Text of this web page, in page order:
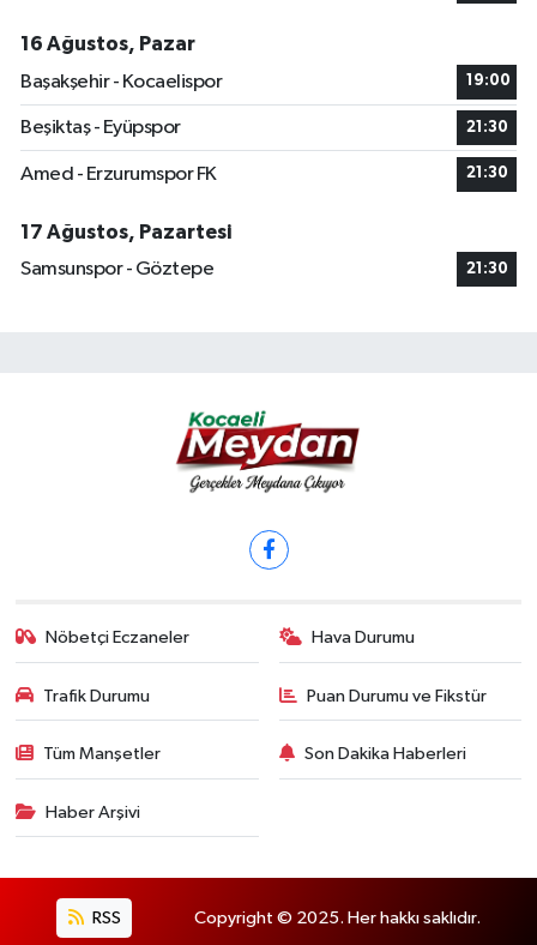
16 Ağustos, Pazar
Başakşehir - Kocaelispor
19:00
Beşiktaş - Eyüpspor 21:30
Amed - Erzurumspor FK 21:30
17 Ağustos, Pazartesi
Samsunspor - Göztepe
21:30
Nöbetçi Eczaneler Hava Durumu
Trafik Durumu Puan Durumu ve Fikstür
Tüm Manşetler Son Dakika Haberleri
Haber Arşivi
RSS Copyright © 2025. Her hakkı saklıdır.